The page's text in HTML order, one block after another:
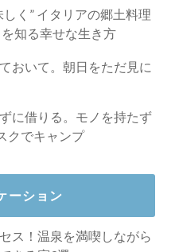
く” イタリアの郷土料理
知る幸せな生き方
おいて。朝日をただ見に
に借りる。モノを持たず
クでキャンプ
ーション
ス！温泉を満喫しながら